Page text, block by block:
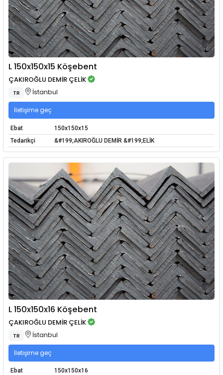
L 150x150x15 Köşebent
ÇAKIROĞLU DEMİR ÇELİK
TR İstanbul
İletişime geç
Ebat
150x150x15
Tedarikçi
&#199;AKIROĞLU DEMİR &#199;ELİK
L 150x150x16 Köşebent
ÇAKIROĞLU DEMİR ÇELİK
TR İstanbul
İletişime geç
Ebat
150x150x16